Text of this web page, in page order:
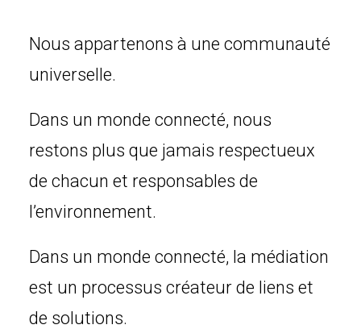
Nous appartenons à une communauté
universelle.
Dans un monde connecté, nous
restons plus que jamais respectueux
de chacun et responsables de
l’environnement.
Dans un monde connecté, la médiation
est un processus créateur de liens et
de solutions.